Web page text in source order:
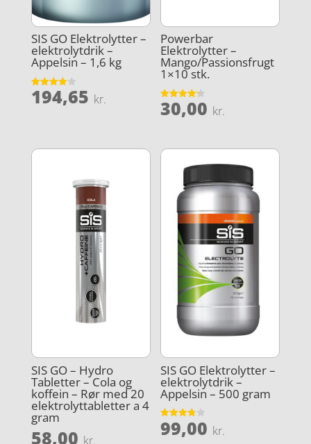
SIS GO Elektrolytter –
elektrolytdrik –
Appelsin – 1,6 kg
Vurderet
194,65 kr.
Powerbar
Elektrolytter –
Mango/Passionsfrugt
1×10 stk.
Vurderet
4.2
30,00 kr.
SIS GO – Hydro
Tabletter – Cola og
koffein – Rør med 20
elektrolyttabletter a 4
gram
58,00 kr.
SIS GO Elektrolytter –
elektrolytdrik –
Appelsin – 500 gram
Vurderet
3.8
99,00 kr.